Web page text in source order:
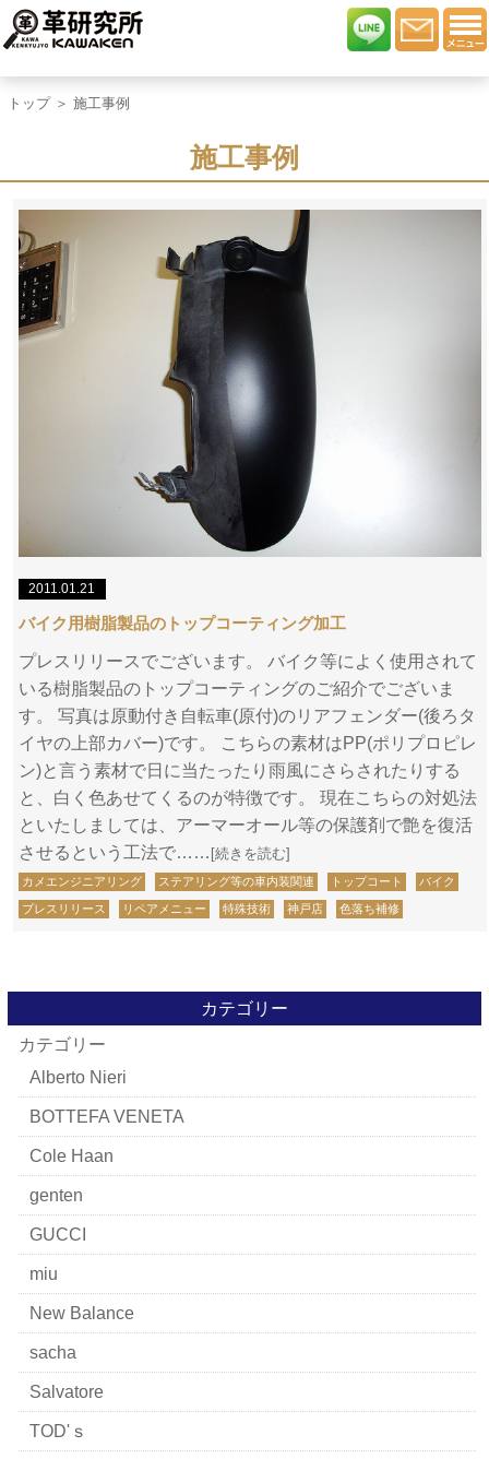
トップ＞ 施工事例
施工事例
2011.01.21
バイク用樹脂製品のトップコーティング加工
プレスリリースでございます。 バイク等によく使用されて
いる樹脂製品のトップコーティングのご紹介でございま
す。 写真は原動付き自転車(原付)のリアフェンダー(後ろタ
イヤの上部カバー)です。 こちらの素材はPP(ポリプロピレ
ン)と言う素材で日に当たったり雨風にさらされたりする
と、白く色あせてくるのが特徴です。 現在こちらの対処法
といたしましては、アーマーオール等の保護剤で艶を復活
させるという工法で…… [続きを読む]
カメエンジニアリング ステアリング等の車内装関連 トップコート バイク
プレスリリース リペアメニュー 特殊技術 神戸店 色落ち補修
カテゴリー
カテゴリー
Alberto Nieri
BOTTEFA VENETA
Cole Haan
genten
GUCCI
miu
New Balance
sacha
Salvatore
TOD'ｓ